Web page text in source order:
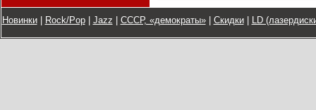
Новинки| Rock/Pop| Jazz СССР, «демократы»| Скидки| LD